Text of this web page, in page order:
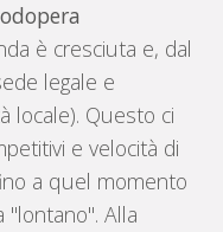
è cresciuta e, dal
legale e
locale). Questo ci
e velocità di
a quel momento
Alla